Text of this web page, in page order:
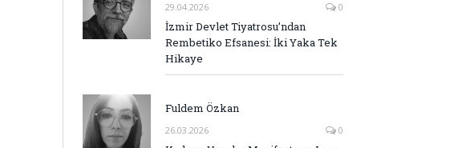
29.04.2026 0
İzmir Devlet Tiyatrosu’ndan
Rembetiko Efsanesi: İki Yaka Tek
Hikaye
Fuldem Özkan
26.03.2026 0